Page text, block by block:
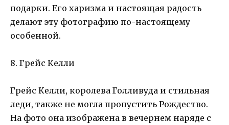
подарки. Его харизма и настоящая радость
делают эту фотографию по-настоящему
особенной.
8. Грейс Келли
Грейс Келли, королева Голливуда и стильная
леди, также не могла пропустить Рождество.
На фото она изображена в вечернем наряде с